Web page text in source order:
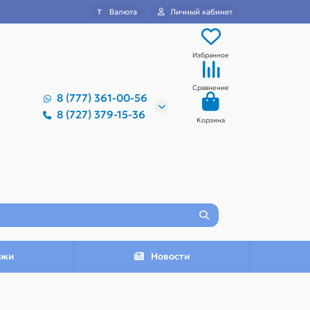
₸ Валюта Личный кабинет
8 (777) 361-00-56
8 (727) 379-15-36
Избранное
Сравнение
Корзина
Новости